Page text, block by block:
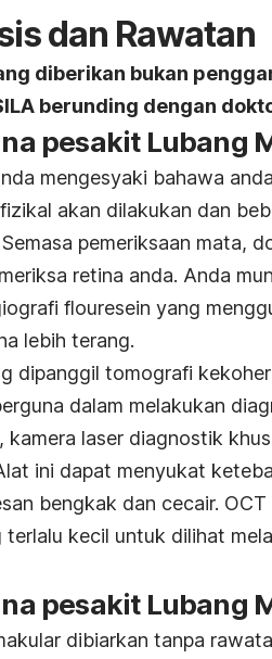
dan Rawatan
diberikan bukan
berunding dengan
pesakit Lubang
mengesyaki bahawa
akan dilakukan dan
pemeriksaan mata,
retina anda. Anda
flouresein yang
lebih terang.
dipanggil tomografi
dalam melakukan
kamera laser diagnostik
ini dapat menyukat
bengkak dan cecair.
terlalu kecil untuk dilihat
pesakit Lubang
dibiarkan tanpa